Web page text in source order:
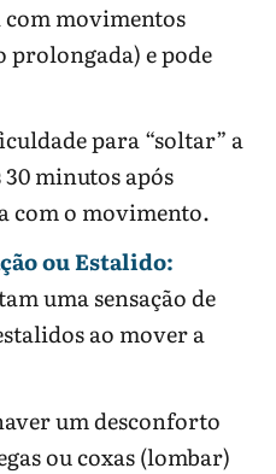
movimentos
prolongada) e pode
para “soltar” a
minutos após
com o movimento.
ou Estalido:
uma sensação de
ao mover a
um desconforto
ou coxas (lombar)